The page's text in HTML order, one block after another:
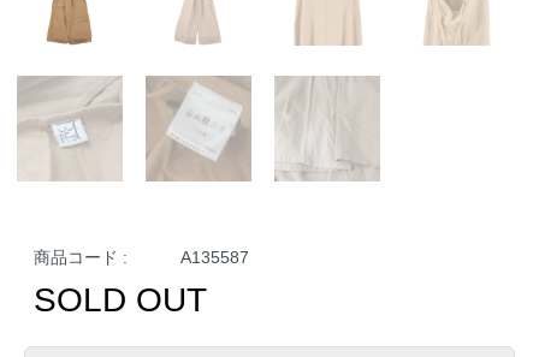
商品コード : A135587
SOLD OUT